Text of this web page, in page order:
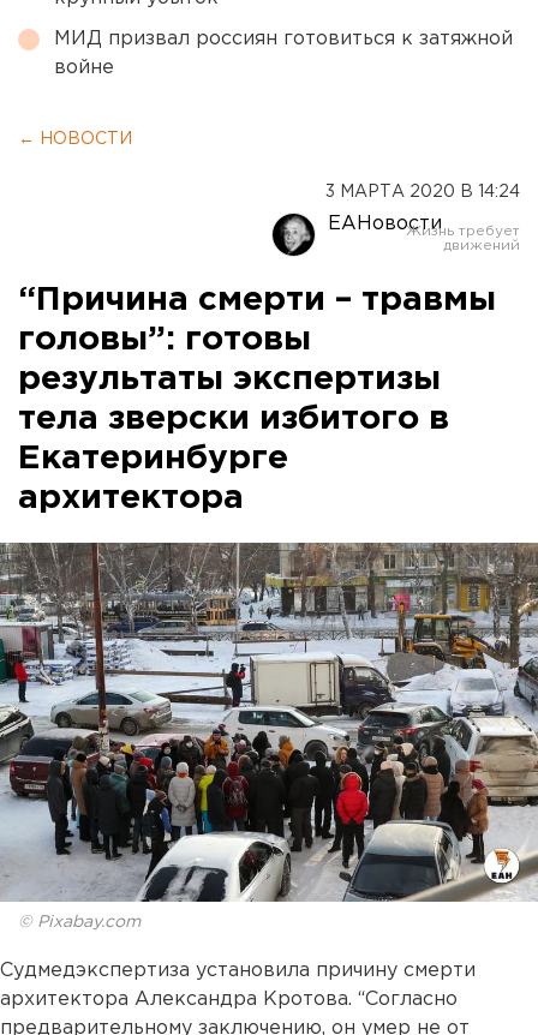
МИД призвал россиян готовиться к затяжной
войне
← НОВОСТИ
3 МАРТА 2020 В 14:24
ЕАНовости
“Причина смерти – травмы
головы”: готовы
результаты экспертизы
тела зверски избитого в
Екатеринбурге
архитектора
© Pixabay.com
Судмедэкспертиза установила причину смерти
архитектора Александра Кротова. “Согласно
предварительному заключению, он умер не от